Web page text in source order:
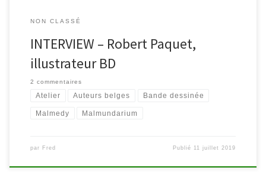
NON CLASSÉ
INTERVIEW – Robert Paquet,
illustrateur BD
2 commentaires
Atelier Auteurs belges Bande dessinée
Malmedy Malmundarium
par Fred Publié 11 juillet 2019